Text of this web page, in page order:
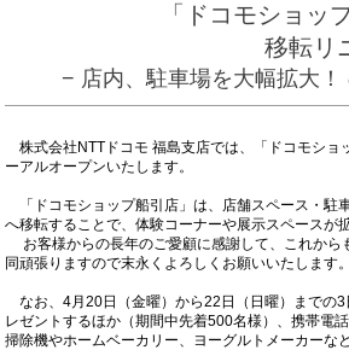
「ドコモショッ
移転リ
− 店内、駐車場を大幅拡大
株式会社NTTドコモ 福島支店では、「ドコモショ
ーアルオープンいたします。
「ドコモショップ船引店」は、店舗スペース・駐
へ移転することで、体験コーナーや展示スペースが
お客様からの長年のご愛顧に感謝して、これから
同頑張りますので末永くよろしくお願いいたします
なお、4月20日（金曜）から22日（日曜）までの
レゼントするほか（期間中先着500名様）、携帯電
掃除機やホームベーカリー、ヨーグルトメーカーな